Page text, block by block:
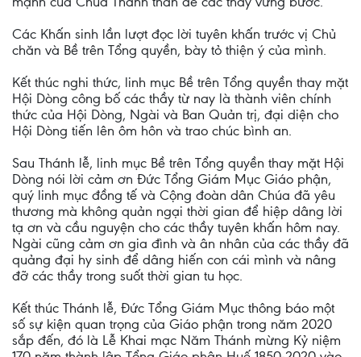
Các Khấn sinh lần lượt đọc lời tuyên khấn trước vị Chủ
chăn và Bề trên Tổng quyền, bày tỏ thiện ý của mình.
Kết thúc nghi thức, linh mục Bề trên Tổng quyền thay mặt
Hội Dòng công bố các thầy từ nay là thành viên chính
thức của Hội Dòng, Ngài và Ban Quản trị, đại diện cho
Hội Dòng tiến lên ôm hôn và trao chúc bình an.
Sau Thánh lễ, linh mục Bề trên Tổng quyền thay mặt Hội
Dòng nói lời cảm ơn Đức Tổng Giám Mục Giáo phận,
quý linh mục đồng tế và Cộng đoàn dân Chúa đã yêu
thương mà không quản ngại thời gian để hiệp dâng lời
tạ ơn và cầu nguyện cho các thầy tuyên khấn hôm nay.
Ngài cũng cảm ơn gia đình và ân nhân của các thầy đã
quảng đại hy sinh để dâng hiến con cái mình và nâng
đỡ các thầy trong suốt thời gian tu học.
Kết thúc Thánh lễ, Đức Tổng Giám Mục thông báo một
số sự kiện quan trọng của Giáo phận trong năm 2020
sắp đến, đó là Lễ Khai mạc Năm Thánh mừng Kỷ niệm